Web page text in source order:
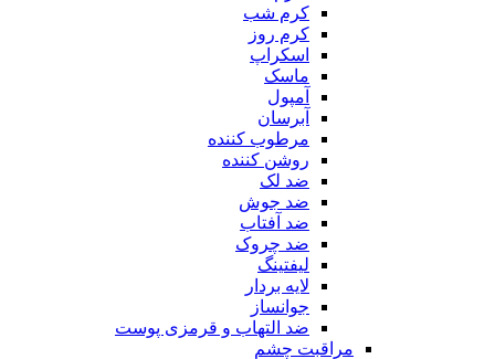
کرم شب
کرم روز
اسکراپ
ماسک
آمپول
آبرسان
مرطوب کننده
روشن کننده
ضد لک
ضد جوش
ضد آفتاب
ضد چروک
لیفتینگ
لایه بردار
جوانساز
ضد التهاب و قرمزی پوست
مراقبت چشم